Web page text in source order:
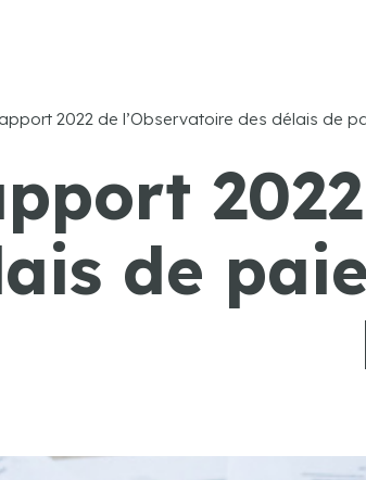
2022 de l’Observatoire des délais de
de